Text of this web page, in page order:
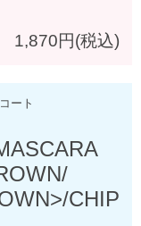
1,870円(税込)
ート
CHIP